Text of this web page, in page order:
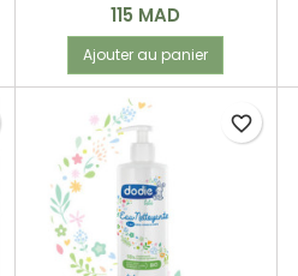
Prix
115 MAD
Ajouter au panier
favorite_border